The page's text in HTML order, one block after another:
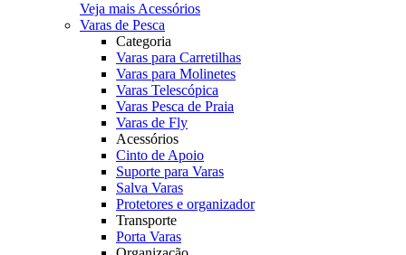
Veja mais Acessórios
Varas de Pesca
Categoria
Varas para Carretilhas
Varas para Molinetes
Varas Telescópica
Varas Pesca de Praia
Varas de Fly
Acessórios
Cinto de Apoio
Suporte para Varas
Salva Varas
Protetores e organizador
Transporte
Porta Varas